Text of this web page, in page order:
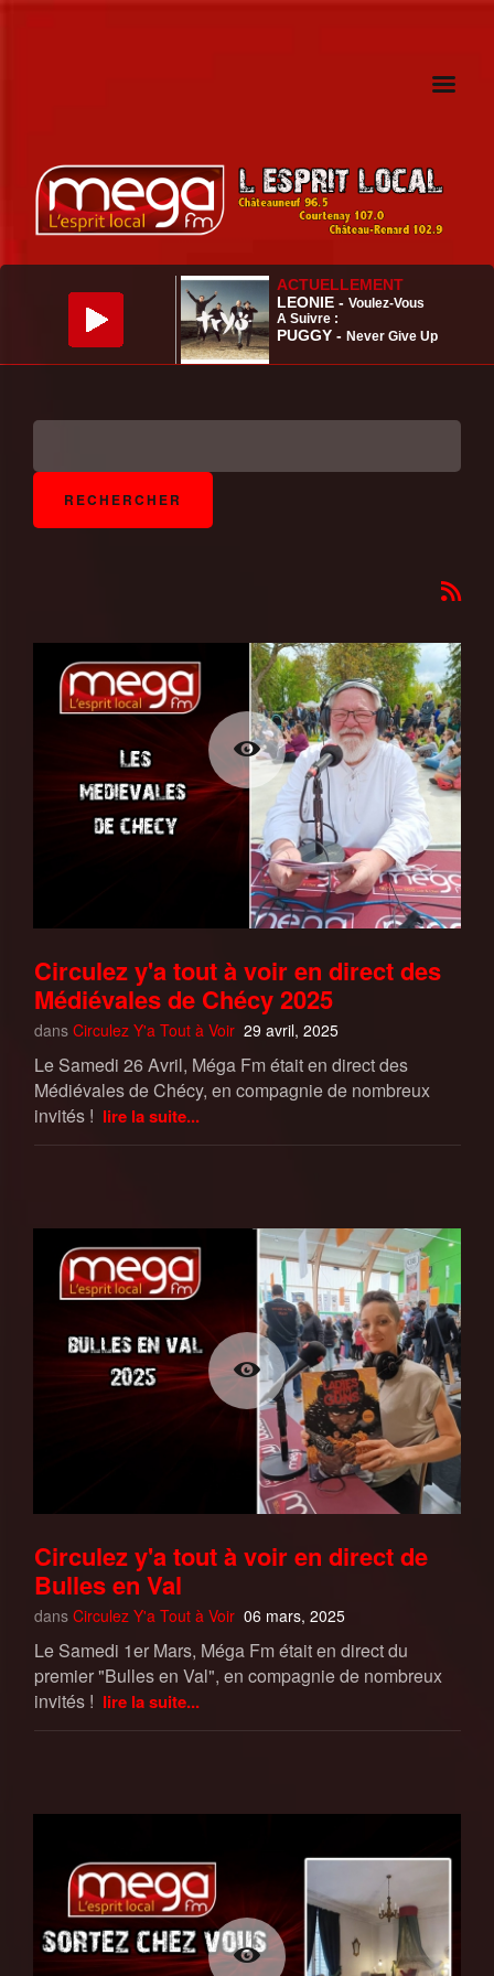
Circulez y'a tout à voir en direct des
Médiévales de Chécy 2025
dans Circulez Y'a Tout à Voir 29 avril, 2025
Le Samedi 26 Avril, Méga Fm était en direct des
Médiévales de Chécy, en compagnie de nombreux
invités ! lire la suite...
Circulez y'a tout à voir en direct de
Bulles en Val
dans Circulez Y'a Tout à Voir 06 mars, 2025
Le Samedi 1er Mars, Méga Fm était en direct du
premier "Bulles en Val", en compagnie de nombreux
invités ! lire la suite...